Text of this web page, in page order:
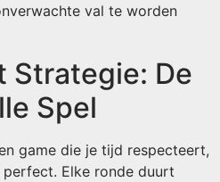
val te worden
Strategie: De
Spel
game die je tijd respecteert,
perfect. Elke ronde duurt